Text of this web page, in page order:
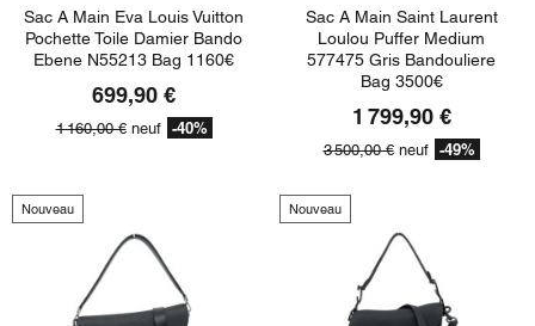
Sac A Main Eva Louis Vuitton
Pochette Toile Damier Bando
Ebene N55213 Bag 1160€
699,90 €
1 160,00 €neuf -40%
Sac A Main Saint Laurent
Loulou Puffer Medium
577475 Gris Bandouliere
Bag 3500€
1 799,90 €
3 500,00 €neuf -49%
Nouveau Nouveau